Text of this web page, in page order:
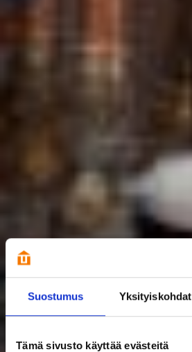
Suostumus Yksityiskohdat
Tämä sivusto käyttää evästeitä